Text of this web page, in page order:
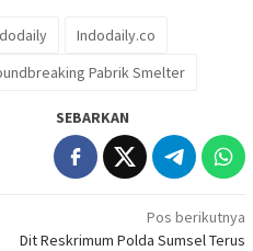
Indodaily.co
Pabrik Smelter
SEBARKAN
Pos berikutnya
Dit Reskrimum Polda Sumsel Terus